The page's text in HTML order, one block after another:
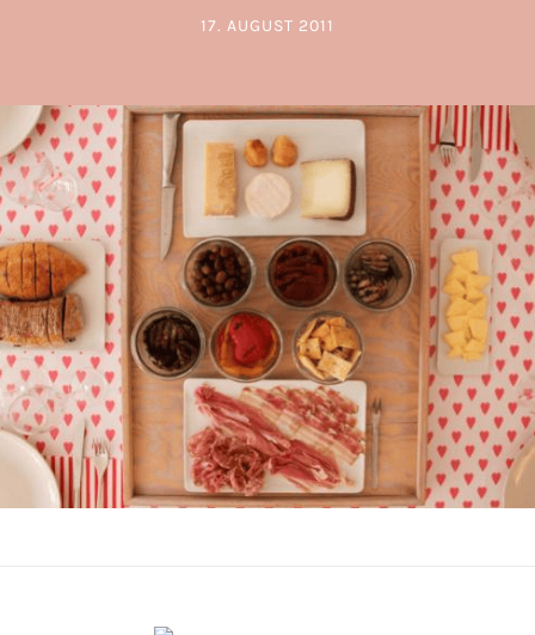
POSTED ON
17. AUGUST 2011